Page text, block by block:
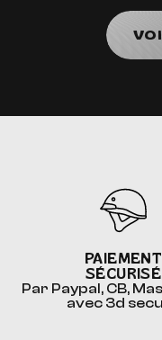
PAIEMENT
SÉCURISÉ
Par Paypal, CB,
avec 3d